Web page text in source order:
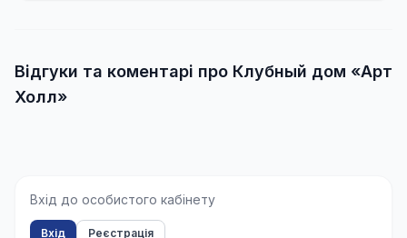
Відгуки та коментарі про Клубный дом «Арт
Холл»
Вхід до особистого кабінету
Вхід Реєстрація